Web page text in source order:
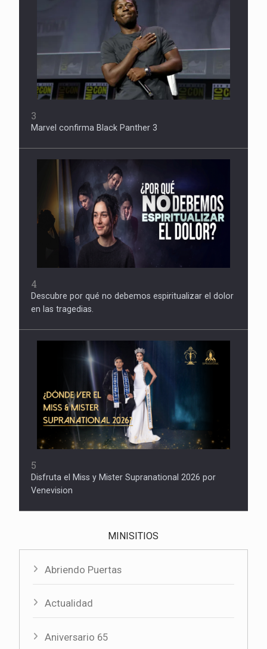
3
Marvel confirma Black Panther 3
4
Descubre por qué no debemos espiritualizar el dolor
en las tragedias.
5
Disfruta el Miss y Mister Supranational 2026 por
Venevision
MINISITIOS
Abriendo Puertas
Actualidad
Aniversario 65